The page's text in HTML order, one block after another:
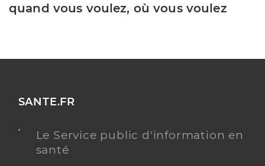
quand vous voulez, où vous voulez
SANTE.FR
Le Service public d'information en
santé